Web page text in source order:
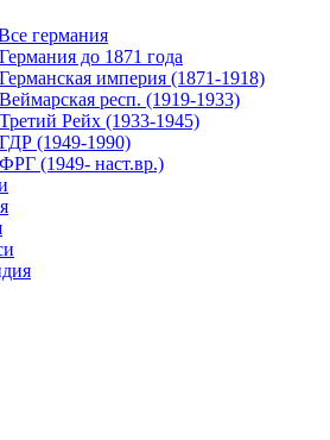
германия
Германия до 1871 года
Германская империя (1871-1918)
Веймарская респ. (1919-1933)
Третий Рейх (1933-1945)
ГДР (1949-1990)
ФРГ (1949- наст.вр.)